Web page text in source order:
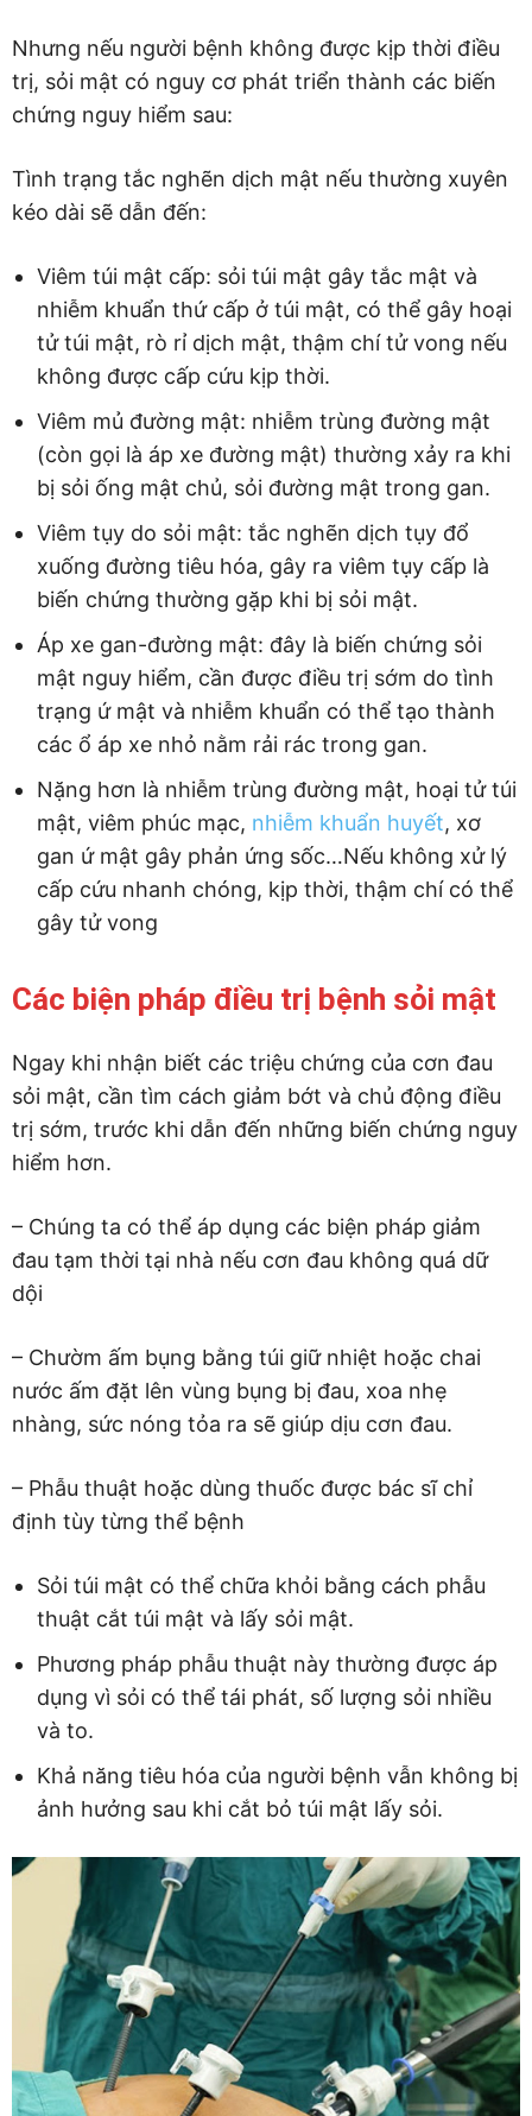
Nhưng nếu người bệnh không được kịp thời điều
trị, sỏi mật có nguy cơ phát triển thành các biến
chứng nguy hiểm sau:
Tình trạng tắc nghẽn dịch mật nếu thường xuyên
kéo dài sẽ dẫn đến:
Viêm túi mật cấp: sỏi túi mật gây tắc mật và
nhiễm khuẩn thứ cấp ở túi mật, có thể gây hoại
tử túi mật, rò rỉ dịch mật, thậm chí tử vong nếu
không được cấp cứu kịp thời.
Viêm mủ đường mật: nhiễm trùng đường mật
(còn gọi là áp xe đường mật) thường xảy ra khi
bị sỏi ống mật chủ, sỏi đường mật trong gan.
Viêm tụy do sỏi mật: tắc nghẽn dịch tụy đổ
xuống đường tiêu hóa, gây ra viêm tụy cấp là
biến chứng thường gặp khi bị sỏi mật.
Áp xe gan-đường mật: đây là biến chứng sỏi
mật nguy hiểm, cần được điều trị sớm do tình
trạng ứ mật và nhiễm khuẩn có thể tạo thành
các ổ áp xe nhỏ nằm rải rác trong gan.
Nặng hơn là nhiễm trùng đường mật, hoại tử túi
mật, viêm phúc mạc, nhiễm khuẩn huyết, xơ
gan ứ mật gây phản ứng sốc…Nếu không xử lý
cấp cứu nhanh chóng, kịp thời, thậm chí có thể
gây tử vong
Các biện pháp điều trị bệnh sỏi mật
Ngay khi nhận biết các triệu chứng của cơn đau
sỏi mật, cần tìm cách giảm bớt và chủ động điều
trị sớm, trước khi dẫn đến những biến chứng nguy
hiểm hơn.
– Chúng ta có thể áp dụng các biện pháp giảm
đau tạm thời tại nhà nếu cơn đau không quá dữ
dội
– Chườm ấm bụng bằng túi giữ nhiệt hoặc chai
nước ấm đặt lên vùng bụng bị đau, xoa nhẹ
nhàng, sức nóng tỏa ra sẽ giúp dịu cơn đau.
– Phẫu thuật hoặc dùng thuốc được bác sĩ chỉ
định tùy từng thể bệnh
Sỏi túi mật có thể chữa khỏi bằng cách phẫu
thuật cắt túi mật và lấy sỏi mật.
Phương pháp phẫu thuật này thường được áp
dụng vì sỏi có thể tái phát, số lượng sỏi nhiều
và to.
Khả năng tiêu hóa của người bệnh vẫn không bị
ảnh hưởng sau khi cắt bỏ túi mật lấy sỏi.